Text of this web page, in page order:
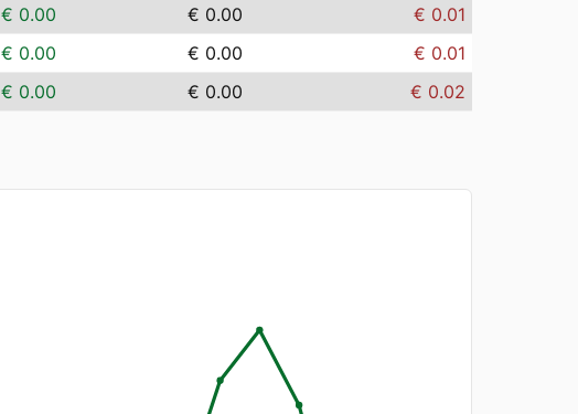
€ 0.00 € 0.00
€ 0.01
€ 0.00 € 0.00
€ 0.01
€ 0.00 € 0.00 € 0.02